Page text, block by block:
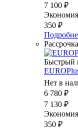
7 100 ₽
Экономия
350 ₽
Рассрочка
Быстрый
Нет в
6 780 ₽
7 130 ₽
Экономия
350 ₽